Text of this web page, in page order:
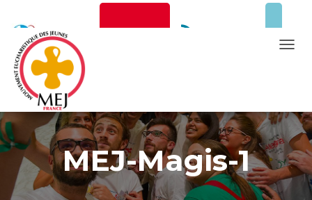
Newsletter
Mentions Légales
G
E
N
A
MEJ-Magis-1